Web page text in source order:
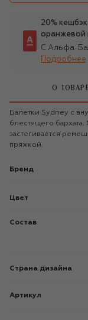
20%
оранжевой
С Альфа-
Подробнее
О ТОВАРЕ
Балетки Sydney с
блестящего
застегивается
пряжкой.
Бренд
Цвет
Состав
Страна дизайна
Артикул